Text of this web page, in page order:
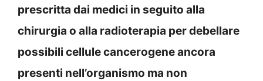
prescritta dai medici in seguito alla
chirurgia o alla radioterapia per debellare
possibili cellule cancerogene ancora
presenti nell’organismo ma non